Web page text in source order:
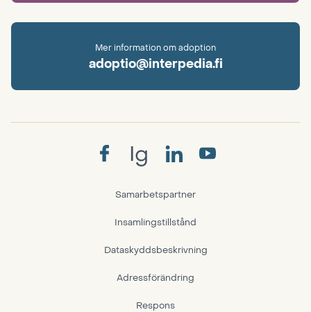
Mer information om adoption
adoptio@interpedia.fi
Ig
Samarbetspartner
Insamlingstillstånd
Dataskyddsbeskrivning
Adressförändring
Respons